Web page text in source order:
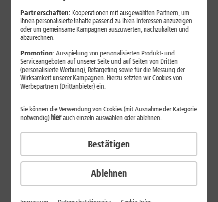
Am Vertragsbeginn sparen
DSL 16 10 Monate je 34,99
DSL 50 10 Monate je
9,99 € 39,99
€/Mon.
DSL 100 10 Monate je
9,99 € 39,
99
DSL 250 zum Preis von 100
DSL 250
TIPP 10 Monate je
9,99 € 44,99
Bis zu
Partnerschaften: Kooperationen mit ausgewählten Partnern, um
Ihnen personalisierte Inhalte passend zu Ihren Interessen anzuzeigen
oder um gemeinsame Kampagnen auszuwerten, nachzuhalten und
abzurechnen.
Promotion:Ausspielung von personalisierten Produkt- und
Serviceangeboten auf unserer Seite und auf Seiten von Dritten
(personalisierte Werbung), Retargeting sowie für die Messung der
Wirksamkeit unserer Kampagnen. Hierzu setzten wir Cookies von
Werbepartnern (Drittanbieter) ein.
Ablehnen
Sie können die Verwendung von Cookies (mit Ausnahme der Kategorie
notwendig)hierauch einzeln auswählen oder ablehnen.
Bestätigen